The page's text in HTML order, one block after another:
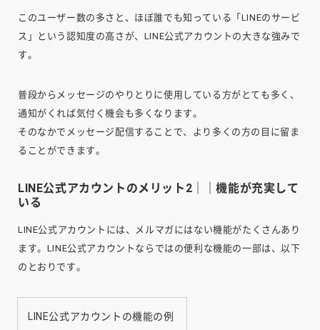
このユーザー数の多さと、ほぼ誰でも知っている「LINEのサービ
ス」という認知度の高さが、LINE公式アカウントの大きな強みで
す。
普段からメッセージのやりとりに使用している方がとても多く、
通知がくれば気付く機会も多くなります。
そのなかでメッセージ配信することで、より多くの方の目に留ま
ることができます。
LINE公式アカウントのメリット2｜｜機能が充実して
いる
LINE公式アカウントには、メルマガにはない機能がたくさんあり
ます。LINE公式アカウントならではの便利な機能の一部は、以下
のとおりです。
LINE公式アカウントの機能の例